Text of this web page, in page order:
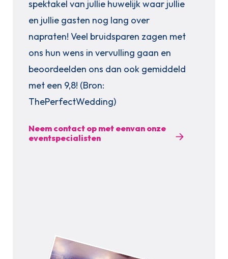
spektakel van jullie huwelijk waar jullie
en jullie gasten nog lang over
napraten! Veel bruidsparen zagen met
ons hun wens in vervulling gaan en
beoordeelden ons dan ook gemiddeld
met een 9,8! (Bron:
ThePerfectWedding)
Neem contact op met eenvan onze
eventspecialisten